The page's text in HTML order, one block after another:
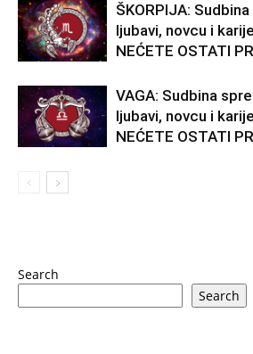
ŠKORPIJA:
ljubavi, novcu i
NEĆETE OSTATI
VAGA: Sudbina
ljubavi, novcu i
NEĆETE OSTATI
Search
Search